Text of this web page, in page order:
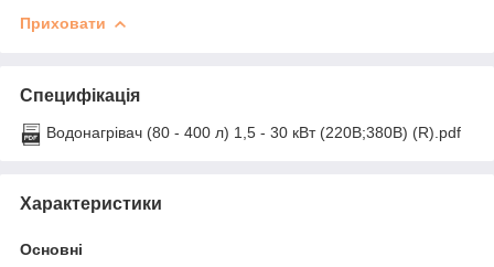
Приховати
Специфікація
Водонагрівач (80 - 400 л) 1,5 - 30 кВт (220В;380В) (R).pdf
Характеристики
Основні